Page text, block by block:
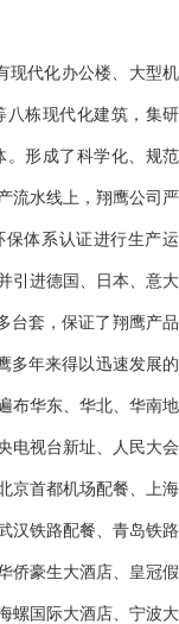
代化办公楼、大型机
八栋现代化建筑，集研
。形成了科学化、规范
流水线上，翔鹰公司严
体系认证进行生产运
引进德国、日本、意大
台套，保证了翔鹰产品
多年来得以迅速发展的
布华东、华北、华南地
电视台新址、人民大会
京首都机场配餐、上海
汉铁路配餐、青岛铁路
侨豪生大酒店、皇冠假
螺国际大酒店、宁波大